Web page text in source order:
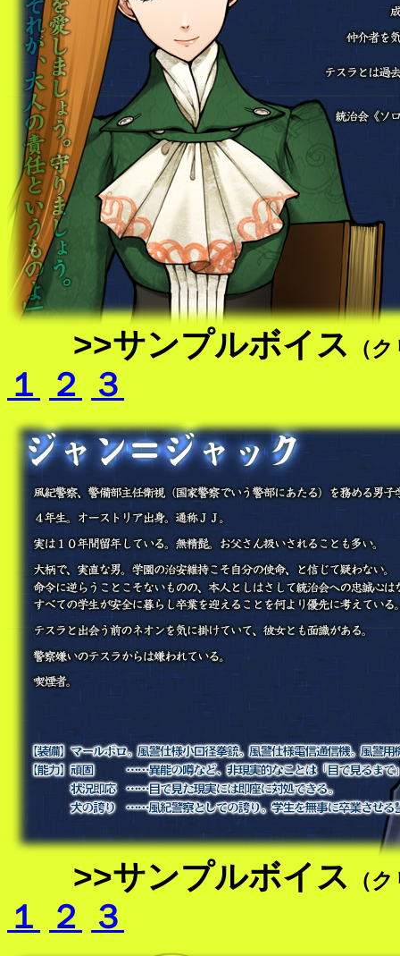
>>サンプルボイス （
１ ２ ３
>>サンプルボイス （
１ ２ ３